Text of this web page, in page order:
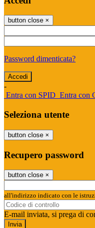
button close ×
Password dimenticata?
-
Entra con SPID Entra con
Seleziona utente
button close ×
Recupero password
button close ×
all'indirizzo indicato con le
E-mail inviata, si prega di